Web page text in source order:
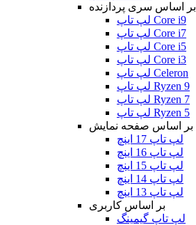
بر اساس سری پردازنده
لپ تاپ Core i9
لپ تاپ Core i7
لپ تاپ Core i5
لپ تاپ Core i3
لپ تاپ Celeron
لپ تاپ Ryzen 9
لپ تاپ Ryzen 7
لپ تاپ Ryzen 5
بر اساس صفحه نمایش
لپ تاپ 17 اینچ
لپ تاپ 16 اینچ
لپ تاپ 15 اینچ
لپ تاپ 14 اینچ
لپ تاپ 13 اینچ
بر اساس کاربری
لپ تاپ گیمینگ